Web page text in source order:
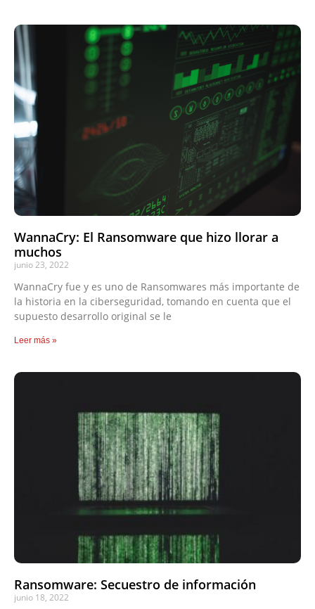
WannaCry: El Ransomware que hizo llorar a
muchos
junio 23, 2022
WannaCry fue y es uno de Ransomwares más importante de
la historia en la ciberseguridad, tomando en cuenta que el
supuesto desarrollo original se le
Leer más »
Ransomware: Secuestro de información
junio 18, 2022